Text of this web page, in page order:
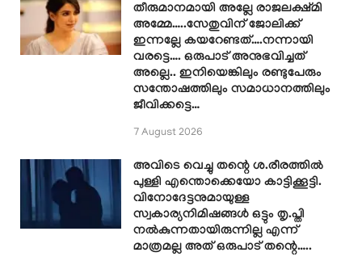
തീരുമാനമായി അല്ലേ രാജലക്ഷ്മി
അമ്മേ…..സേതുവിന് ജോലിക്ക്
ഇന്നല്ലേ കയറേണ്ടത്….നന്നായി
വരട്ടെ…. ഒരുപാട് അനുഭവിച്ചത്
അല്ലെ.. ഇനിയെങ്കിലും രണ്ടുപേരും
സന്തോഷത്തിലും സമാധാനത്തിലും
ജീവിക്കട്ടെ…
7 August 2026
അവിടെ വെച്ചു തന്റെ ശ.രീരത്തിൽ
പുള്ളി എന്തൊക്കെയോ കാട്ടിക്കൂട്ടി.
വിനോദേട്ടനുമായുള്ള
സ്വകാര്യനിമിഷങ്ങൾ ഒട്ടും തൃ.പ്തി
നൽകുന്നതായിരുന്നില്ല എന്ന്
മാത്രമല്ല അത് ഒരുപാട് തന്റെ…..